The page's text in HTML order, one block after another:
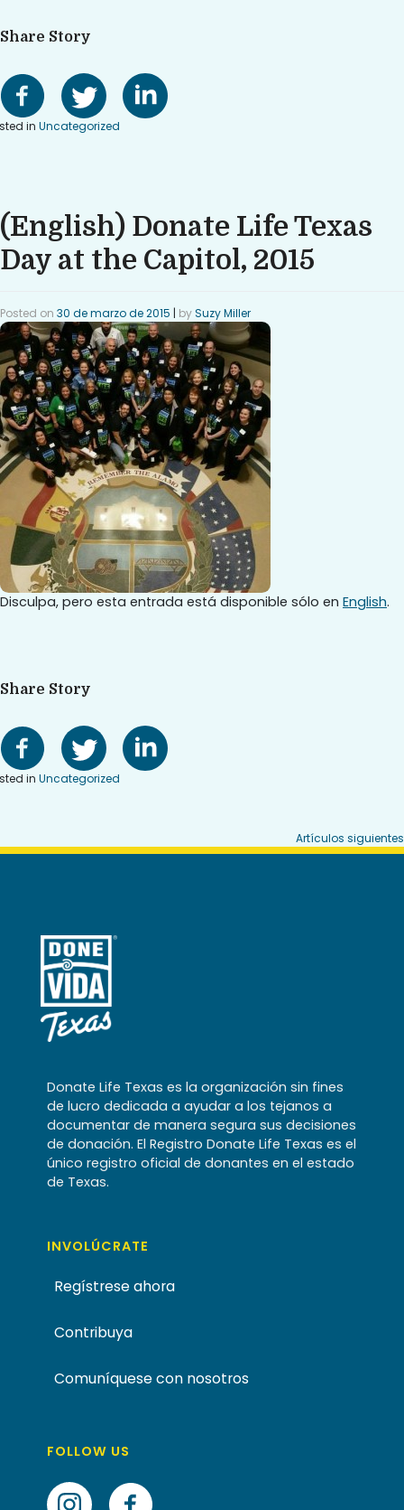
Share Story
in Uncategorized
(English) Donate Life Texas
Day at the Capitol, 2015
Posted on 30 de marzo de 2015 | bySuzy Miller
Disculpa, pero esta entrada está disponible sólo en English.
Share Story
in Uncategorized
Navegación
Artículos siguientes
Donate Life Texas es la organización sin fines
de lucro dedicada a ayudar a los tejanos a
documentar de manera segura sus decisiones
de donación. El Registro Donate Life Texas es el
único registro oficial de donantes en el estado
de Texas.
INVOLÚCRATE
Regístrese ahora
Contribuya
Comuníquese con nosotros
FOLLOW US